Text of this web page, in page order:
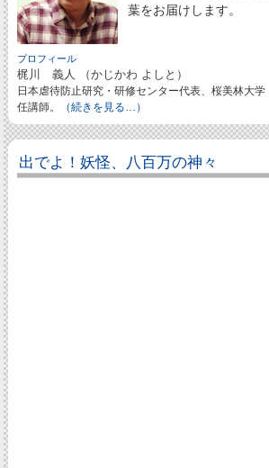
葉をお届けします。
プロフィール
梶川 義人 （かじかわ よしと）
日本虐待防止研究・研修センター代表、桜美林大
任講師。
（続きを見る…）
出でよ！妖怪、八百万の神々